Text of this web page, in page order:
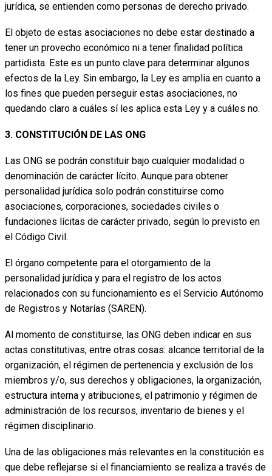
jurídica, se entienden como personas de derecho privado.
El objeto de estas asociaciones no debe estar destinado a
tener un provecho económico ni a tener finalidad política
partidista. Este es un punto clave para determinar algunos
efectos de la Ley. Sin embargo, la Ley es amplia en cuanto a
los fines que pueden perseguir estas asociaciones, no
quedando claro a cuáles sí les aplica esta Ley y a cuáles no.
3. CONSTITUCIÓN DE LAS ONG
Las ONG se podrán constituir bajo cualquier modalidad o
denominación de carácter lícito. Aunque para obtener
personalidad jurídica solo podrán constituirse como
asociaciones, corporaciones, sociedades civiles o
fundaciones lícitas de carácter privado, según lo previsto en
el Código Civil.
El órgano competente para el otorgamiento de la
personalidad jurídica y para el registro de los actos
relacionados con su funcionamiento es el Servicio Autónomo
de Registros y Notarías (SAREN).
Al momento de constituirse, las ONG deben indicar en sus
actas constitutivas, entre otras cosas: alcance territorial de la
organización, el régimen de pertenencia y exclusión de los
miembros y/o, sus derechos y obligaciones, la organización,
estructura interna y atribuciones, el patrimonio y régimen de
administración de los recursos, inventario de bienes y el
régimen disciplinario.
Una de las obligaciones más relevantes en la constitución es
que debe reflejarse si el financiamiento se realiza a través de